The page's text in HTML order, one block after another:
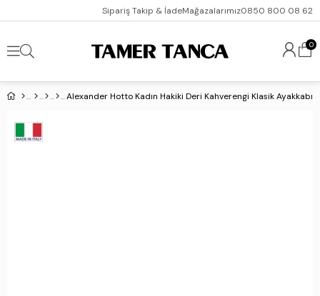
Sipariş Takip & İadeMağazalarımız0850 800 08 62
0
Alexander Hotto Kadın Hakiki Deri Kahverengi Klasik Ayakkabı